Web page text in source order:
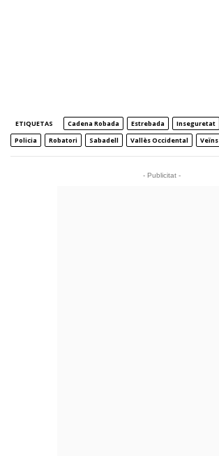
ETIQUETAS Cadena Robada Estrebada Inseguretat
Policia
Robatori Sabadell Vallès Occidental Veïns
- Publicitat -